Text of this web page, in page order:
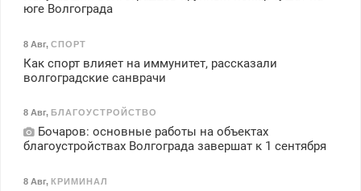
юге Волгограда
8 Авг, СПОРТ
Как спорт влияет на иммунитет, рассказали
волгоградские санврачи
8 Авг, БЛАГОУСТРОЙСТВО
Бочаров: основные работы на объектах
благоустройствах Волгограда завершат к 1 сентября
8 Авг, КРИМИНАЛ